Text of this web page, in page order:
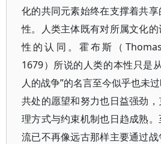
化的共同元素始终在支撑着共
性。人类主体既有对所属文化
性的认同。霍布斯（
1679）所说的人类的本性只是
人的战争”的名言至今似乎也未
共处的愿望和努力也日益强劲
理方式与约束机制也日趋成熟
流已不再像远古那样主要通过